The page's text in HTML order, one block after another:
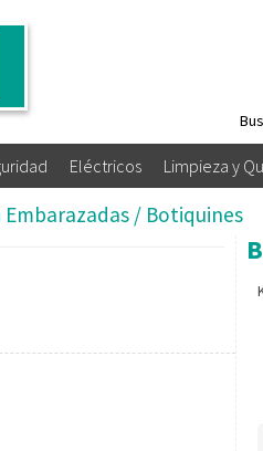
Eléctricos Limpieza y
/ Botiquines